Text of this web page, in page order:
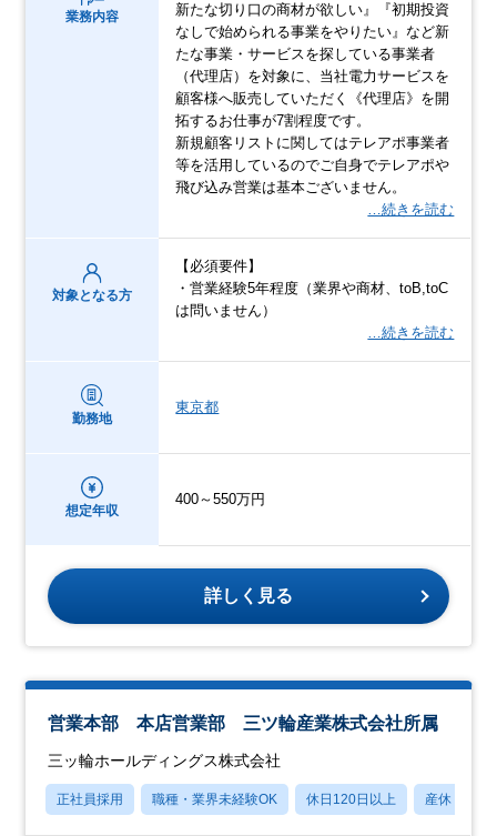
業務内容
新たな切り口の商材が欲しい』『初期投資
なしで始められる事業をやりたい』など新
たな事業・サービスを探している事業者
（代理店）を対象に、当社電力サービスを
顧客様へ販売していただく《代理店》を開
拓するお仕事が7割程度です。
新規顧客リストに関してはテレアポ事業者
等を活用しているのでご自身でテレアポや
飛び込み営業は基本ございません。
…続きを読む
対象となる方
【必須要件】
・営業経験5年程度（業界や商材、toB,toC
は問いません）
…続きを読む
勤務地
東京都
想定年収
400～550万円
詳しく見る
営業本部 本店営業部 三ツ輪産業株式会社所属
三ッ輪ホールディングス株式会社
正社員採用 職種・業界未経験OK 休日120日以上 産休・育休